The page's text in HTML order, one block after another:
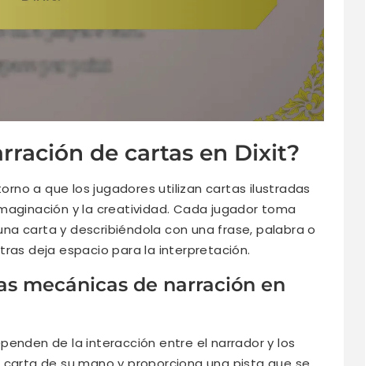
de cartas en Dixit?
a que los jugadores utilizan cartas ilustradas
y la creatividad. Cada jugador toma
carta y describiéndola con una frase, palabra o
deja espacio para la interpretación.
mecánicas de narración en
de la interacción entre el narrador y los